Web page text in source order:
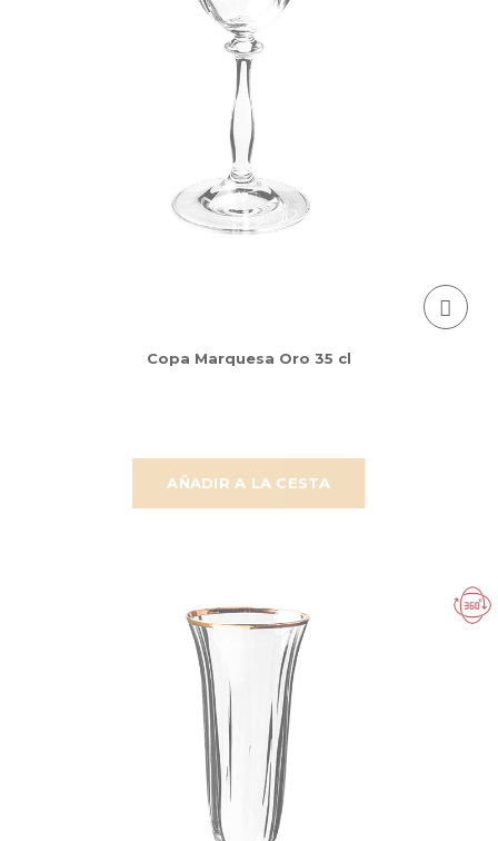
AÑADIR A LA CESTA
Copa Marquesa Oro 35 cl